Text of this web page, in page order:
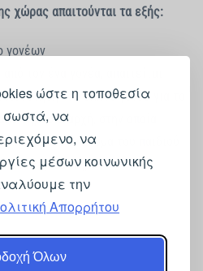
ώστε η τοποθεσία
σωστά, να
να
μέσων κοινωνικής
την
Απορρήτου
Όλων
χώρας απαιτούνται τα εξής:
γονέων
του άλλου γονέα για το
δημόσια αρχή, στην οποία
το όνομα του παιδιού
χαρακτήρες.